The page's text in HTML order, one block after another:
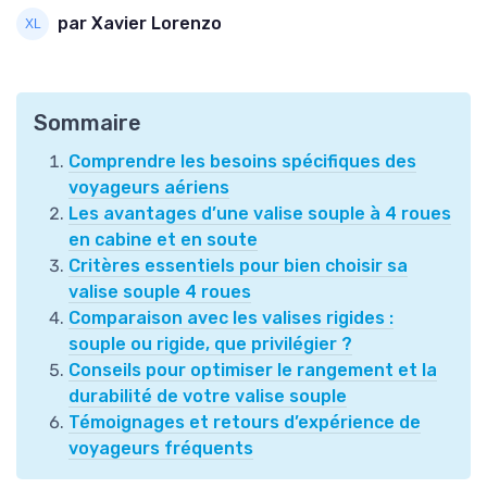
par Xavier Lorenzo
Sommaire
Comprendre les besoins spécifiques des
voyageurs aériens
Les avantages d’une valise souple à 4 roues
en cabine et en soute
Critères essentiels pour bien choisir sa
valise souple 4 roues
Comparaison avec les valises rigides :
souple ou rigide, que privilégier ?
Conseils pour optimiser le rangement et la
durabilité de votre valise souple
Témoignages et retours d’expérience de
voyageurs fréquents